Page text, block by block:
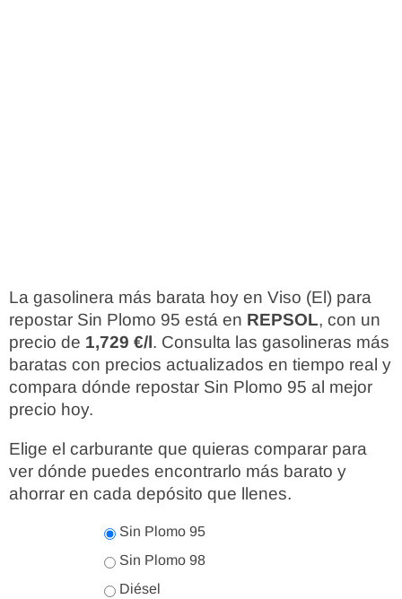
La gasolinera más barata hoy en Viso (El) para
repostar Sin Plomo 95 está en REPSOL, con un
precio de 1,729 €/l. Consulta las gasolineras más
baratas con precios actualizados en tiempo real y
compara dónde repostar Sin Plomo 95 al mejor
precio hoy.
Elige el carburante que quieras comparar para
ver dónde puedes encontrarlo más barato y
ahorrar en cada depósito que llenes.
Sin Plomo 95
Sin Plomo 98
Diésel